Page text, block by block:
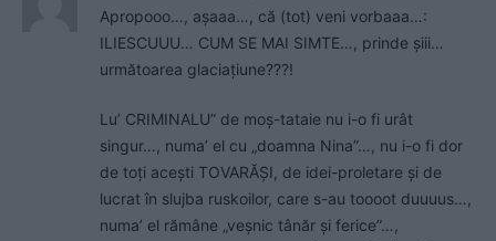
Apropooo…, așaaa…, că (tot) veni vorbaaa…:
ILIESCUUU… CUM SE MAI SIMTE…, prinde șiii…
următoarea glaciațiune???!
Lu’ CRIMINALU” de moș-tataie nu i-o fi urât
singur…, numa’ el cu „doamna Nina”…, nu i-o fi dor
de toți acești TOVARĂȘI, de idei-proletare și de
lucrat în slujba ruskoilor, care s-au toooot duuuus…,
numa’ el rămâne „veșnic tânăr și ferice”…,